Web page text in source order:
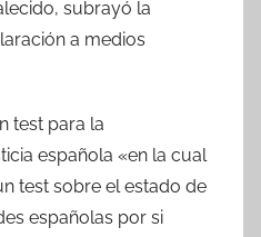
subrayó la
a medios
test para la
española «en la cual
test sobre el estado de
españolas por si